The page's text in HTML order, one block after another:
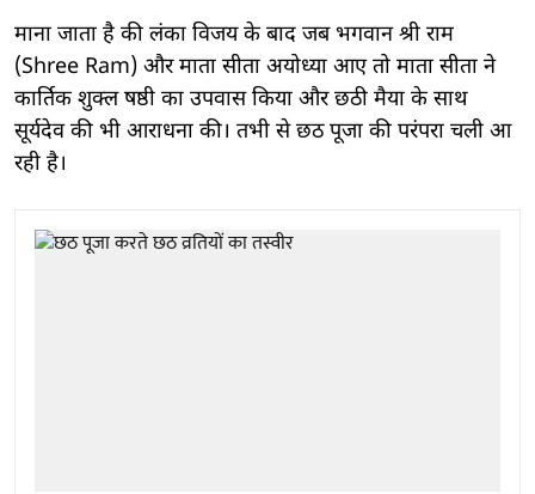
माना जाता है की लंका विजय के बाद जब भगवान श्री राम
(Shree Ram) और माता सीता अयोध्या आए तो माता सीता ने
कार्तिक शुक्ल षष्ठी का उपवास किया और छठी मैया के साथ
सूर्यदेव की भी आराधना की। तभी से छठ पूजा की परंपरा चली आ
रही है।